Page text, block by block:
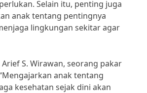
Selain itu, penting juga
anak tentang pentingnya
lingkungan sekitar agar
S. Wirawan, seorang pakar
anak tentang
kesehatan sejak dini akan